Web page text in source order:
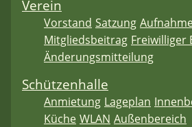
Verein
Vorstand Satzung
Mitgliedsbeitrag Freiwilliger
Änderungsmitteilung
Schützenhalle
Anmietung Lageplan
Küche WLAN Außenbereich